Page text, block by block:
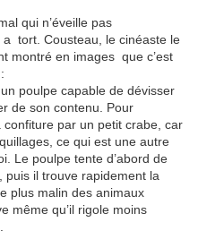
qui n’éveille pas
tort. Cousteau, le cinéaste le
montré en images que c’est
poulpe capable de dévisser
de son contenu. Pour
confiture par un petit crabe, car
ce qui est une autre
Le poulpe tente d’abord de
puis il trouve rapidement la
plus malin des animaux
même qu’il rigole moins